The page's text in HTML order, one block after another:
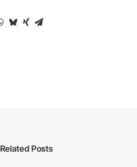
Related Posts